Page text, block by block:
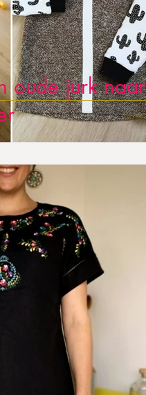
oude jurk naar